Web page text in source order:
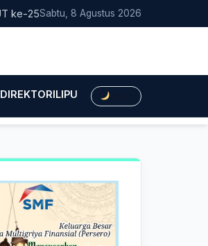
Partai Demokrat Bali Lakukan Aksi Nyata
Sabtu, 8 Agustus 2026
LIPUTAN HUKUMLIPUTAN